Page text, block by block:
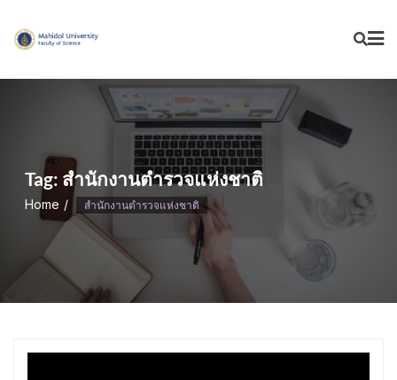
content
Tag: สำนักงานตำรวจแห่งชาติ
Home สำนักงานตำรวจแห่งชาติ